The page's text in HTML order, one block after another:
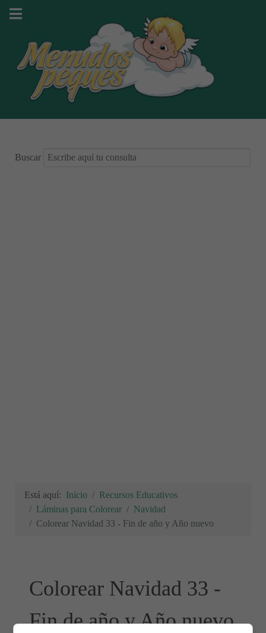
Buscar
Está aquí: Inicio
Recursos Educativos
Láminas para Colorear
Navidad
Colorear Navidad 33 - Fin de año y Año nuevo
Colorear Navidad 33 -
Fin de año y Año nuevo